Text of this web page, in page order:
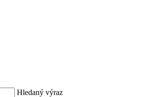
Hledaný výraz